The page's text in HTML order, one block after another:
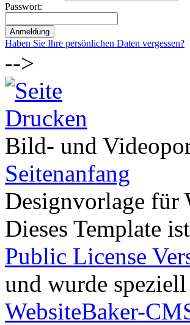
Passwort:
Haben Sie Ihre persönlichen Daten vergessen?
-->
Bild- und
Seitenanfang
Designvorlage für
Dieses Template
Public License
und wurde
WebsiteBaker-